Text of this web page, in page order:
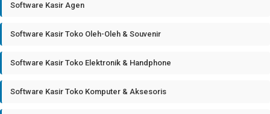
Software Kasir Agen
Software Kasir Toko Oleh-Oleh & Souvenir
Software Kasir Toko Elektronik & Handphone
Software Kasir Toko Komputer & Aksesoris